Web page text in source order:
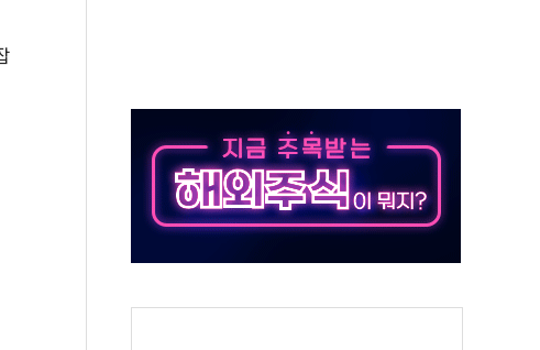
서 수위 상승으로 피서객 7명 고립…전원 구조
해안 시간당 50mm 이상 폭우…호우경보 발효
던 90대 숨져…온열질환 여부 조사
허 기능시험 오전 집중 편성…체감온도 38도 넘으면 중단